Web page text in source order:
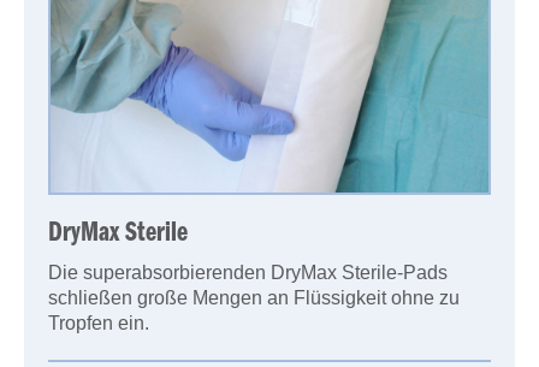
DryMax Sterile
Die superabsorbierenden DryMax Sterile-Pads
schließen große Mengen an Flüssigkeit ohne zu
Tropfen ein.